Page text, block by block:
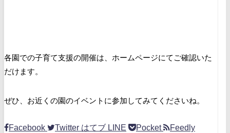
各園での子育て支援の開催は、ホームページにてご確認いた
だけます。
ぜひ、お近くの園のイベントに参加してみてくださいね。
Facebook Twitter はてブ LINE Pocket
Feedly